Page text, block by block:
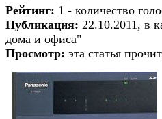
Рейтинг: 1 - количество
Публикация: 22.10.2011, в
дома и офиса"
Просмотр: эта статья